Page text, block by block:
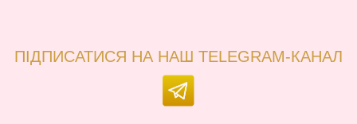
ПІДПИСАТИСЯ НА НАШ TELEGRAM-КАНАЛ